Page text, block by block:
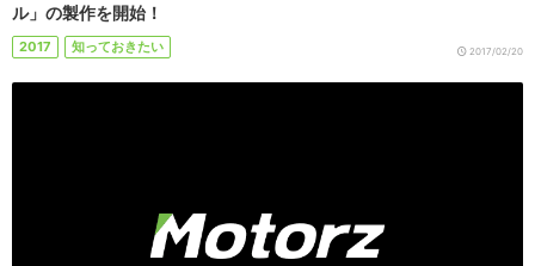
ル」の製作を開始！
2017 知っておきたい 2017/02/20